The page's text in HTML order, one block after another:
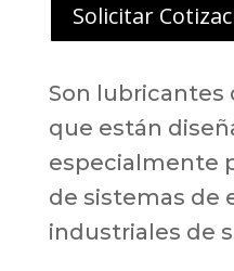
Solicitar
Son lubricantes
que están
especialmente
de sistemas de
industriales de